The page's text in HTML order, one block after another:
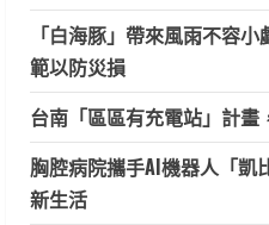
「白海豚」帶來風雨不容
範以防災損
台南「區區有充電站」計畫
胸腔病院攜手AI機器人「凱
新生活